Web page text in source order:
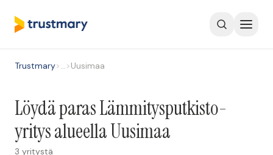
Trustmary>…>Uusimaa
Löydä paras Lämmitysputkisto-
yritys alueella Uusimaa
3 yritystä